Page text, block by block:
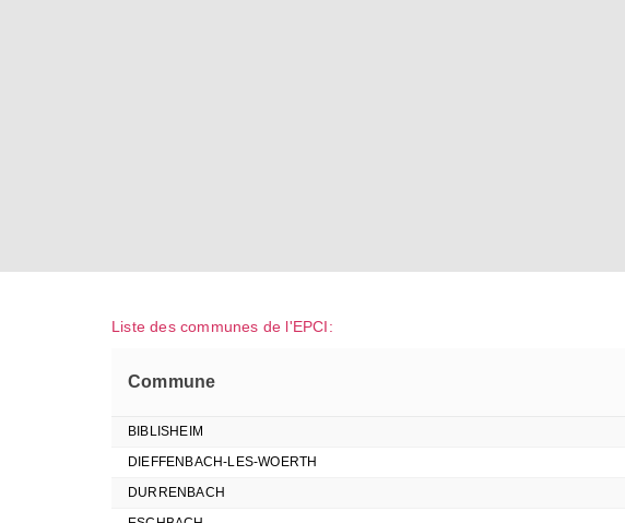
Liste des communes de l'EPCI:
Commune
BIBLISHEIM
DIEFFENBACH-LES-WOERTH
DURRENBACH